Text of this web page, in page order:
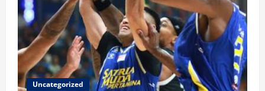
Uncategorized